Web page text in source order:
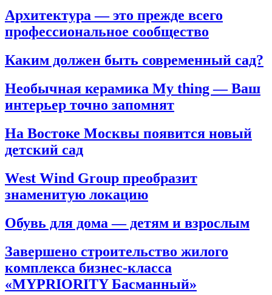
Архитектура — это прежде всего
профессиональное сообщество
Каким должен быть современный сад?
Необычная керамика My thing — Ваш
интерьер точно запомнят
На Востоке Москвы появится новый
детский сад
West Wind Group преобразит
знаменитую локацию
Обувь для дома — детям и взрослым
Завершено строительство жилого
комплекса бизнес-класса
«MYPRIORITY Басманный»